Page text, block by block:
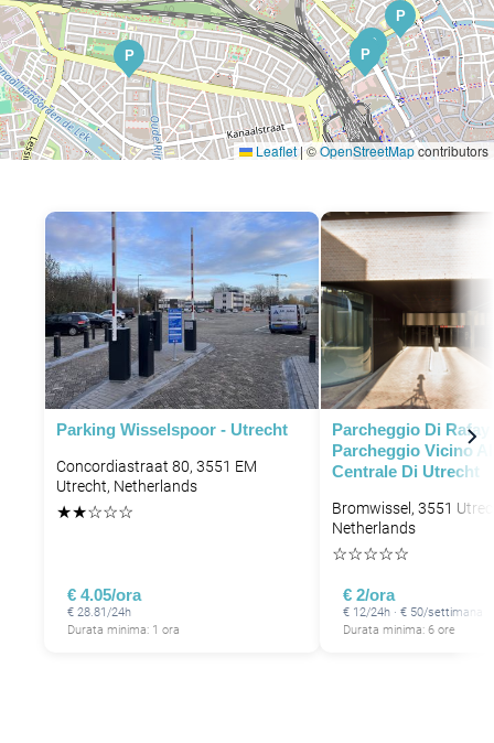
P
P
P
P
P
P
P
P P
Leaflet|©OpenStreetMapcontributors
Parking Wisselspoor - Utrecht
Concordiastraat 80, 3551 EM
Utrecht, Netherlands
★★☆☆☆
€ 4.05/ora
€ 28.81/24h
Durata minima: 1 ora
Parcheggio Di Rafay
Parcheggio Vicino
Centrale Di Utrecht
Bromwissel, 3551
Netherlands
☆☆☆☆☆
€ 2/ora
€ 12/24h · € 50/settimana
Durata minima: 6 ore